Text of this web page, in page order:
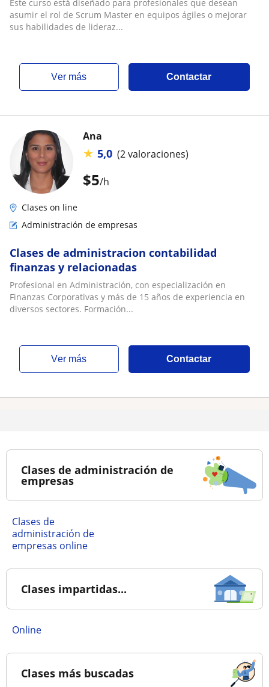
Este curso está diseñado para profesionales que desean
asumir el rol de Scrum Master en equipos ágiles o mejorar
sus habilidades de lideraz...
ver más Contactar
$5/h
Ana
★ 5,0 (2 valoraciones)
Clases on line
Administración de empresas
Clases de administracion contabilidad
finanzas y relacionadas
Profesional en Administración, con especialización en
Finanzas Corporativas y más de 15 años de experiencia en
diversos sectores. Formación...
ver más Contactar
Clases de administración de
empresas
Clases de
administración de
empresas online
Clases impartidas...
online
Clases más buscadas